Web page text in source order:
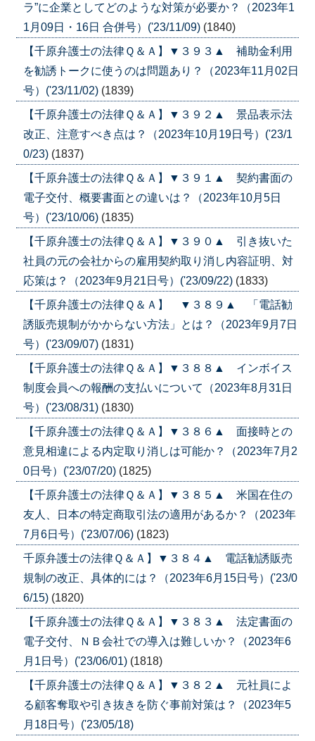
ラ”に企業としてどのような対策が必要か？（2023年1
1月09日・16日 合併号）('23/11/09) (1840)
【千原弁護士の法律Ｑ＆Ａ】▼３９３▲ 補助金利用
を勧誘トークに使うのは問題あり？（2023年11月02日
号）('23/11/02) (1839)
【千原弁護士の法律Ｑ＆Ａ】▼３９２▲ 景品表示法
改正、注意すべき点は？（2023年10月19日号）('23/1
0/23) (1837)
【千原弁護士の法律Ｑ＆Ａ】▼３９１▲ 契約書面の
電子交付、概要書面との違いは？（2023年10月5日
号）('23/10/06) (1835)
【千原弁護士の法律Ｑ＆Ａ】▼３９０▲ 引き抜いた
社員の元の会社からの雇用契約取り消し内容証明、対
応策は？（2023年9月21日号）('23/09/22) (1833)
【千原弁護士の法律Ｑ＆Ａ】 ▼３８９▲ 「電話勧
誘販売規制がかからない方法」とは？（2023年9月7日
号）('23/09/07) (1831)
【千原弁護士の法律Ｑ＆Ａ】▼３８８▲ インボイス
制度会員への報酬の支払いについて（2023年8月31日
号）('23/08/31) (1830)
【千原弁護士の法律Ｑ＆Ａ】▼３８６▲ 面接時との
意見相違による内定取り消しは可能か？（2023年7月2
0日号）('23/07/20) (1825)
【千原弁護士の法律Ｑ＆Ａ】▼３８５▲ 米国在住の
友人、日本の特定商取引法の適用があるか？（2023年
7月6日号）('23/07/06) (1823)
千原弁護士の法律Ｑ＆Ａ】▼３８４▲ 電話勧誘販売
規制の改正、具体的には？（2023年6月15日号）('23/0
6/15) (1820)
【千原弁護士の法律Ｑ＆Ａ】▼３８３▲ 法定書面の
電子交付、ＮＢ会社での導入は難しいか？（2023年6
月1日号）('23/06/01) (1818)
【千原弁護士の法律Ｑ＆Ａ】▼３８２▲ 元社員によ
る顧客奪取や引き抜きを防ぐ事前対策は？（2023年5
月18日号）('23/05/18)